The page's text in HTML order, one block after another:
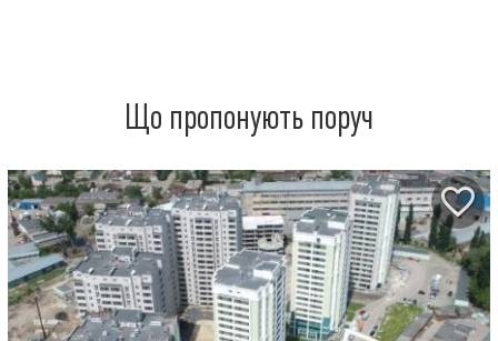
Що пропонують поруч